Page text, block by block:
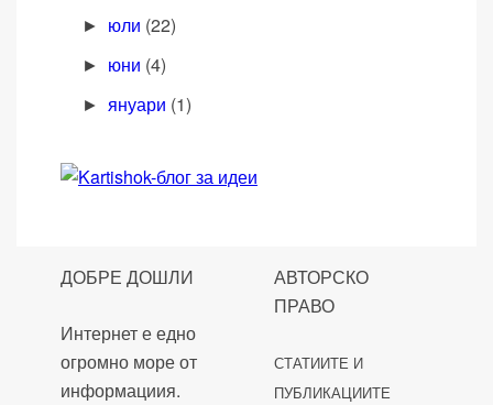
► юли (22)
► юни (4)
► януари (1)
ДОБРЕ ДОШЛИ
Интернет е едно
огромно море от
информациия.
АВТОРСКО
ПРАВО
СТАТИИТЕ И
ПУБЛИКАЦИИТЕ